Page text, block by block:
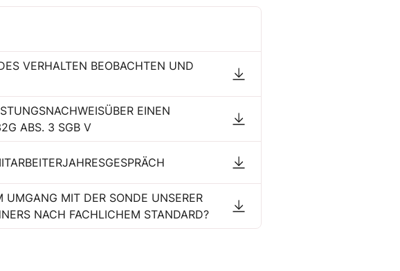
VERHALTEN BEOBACHTEN UND
EINEN
ABS. 3 SGB V
MIT DER SONDE UNSERER
NACH FACHLICHEM STANDARD?